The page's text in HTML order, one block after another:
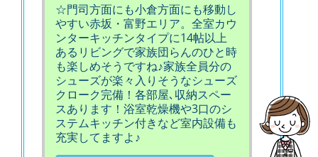
☆門司方面にも小倉方面にも移動し
やすい赤坂・富野エリア。全室カウ
ンターキッチンタイプに14帖以上
あるリビングで家族団らんのひと時
も楽しめそうですね♪家族全員分の
シューズが楽々入りそうなシューズ
クローク完備！各部屋､収納スペー
スあります！浴室乾燥機や3口のシ
ステムキッチン付きなど室内設備も
充実してますよ♪